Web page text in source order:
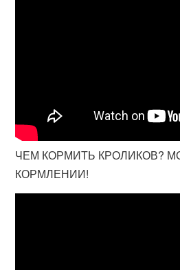
ЧЕМ КОРМИТЬ КРОЛИКОВ?
КОРМЛЕНИИ!